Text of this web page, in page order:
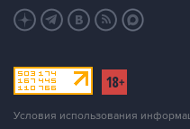
Условия использования